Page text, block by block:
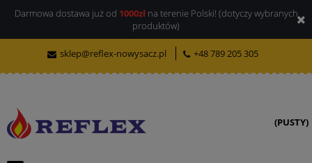
Darmowa dostawa już od 1000złna terenie Polski! (dotyczy wybranych
produktów)
sklep@reflex-nowysacz.pl +48 789 205 305
(PUSTY)